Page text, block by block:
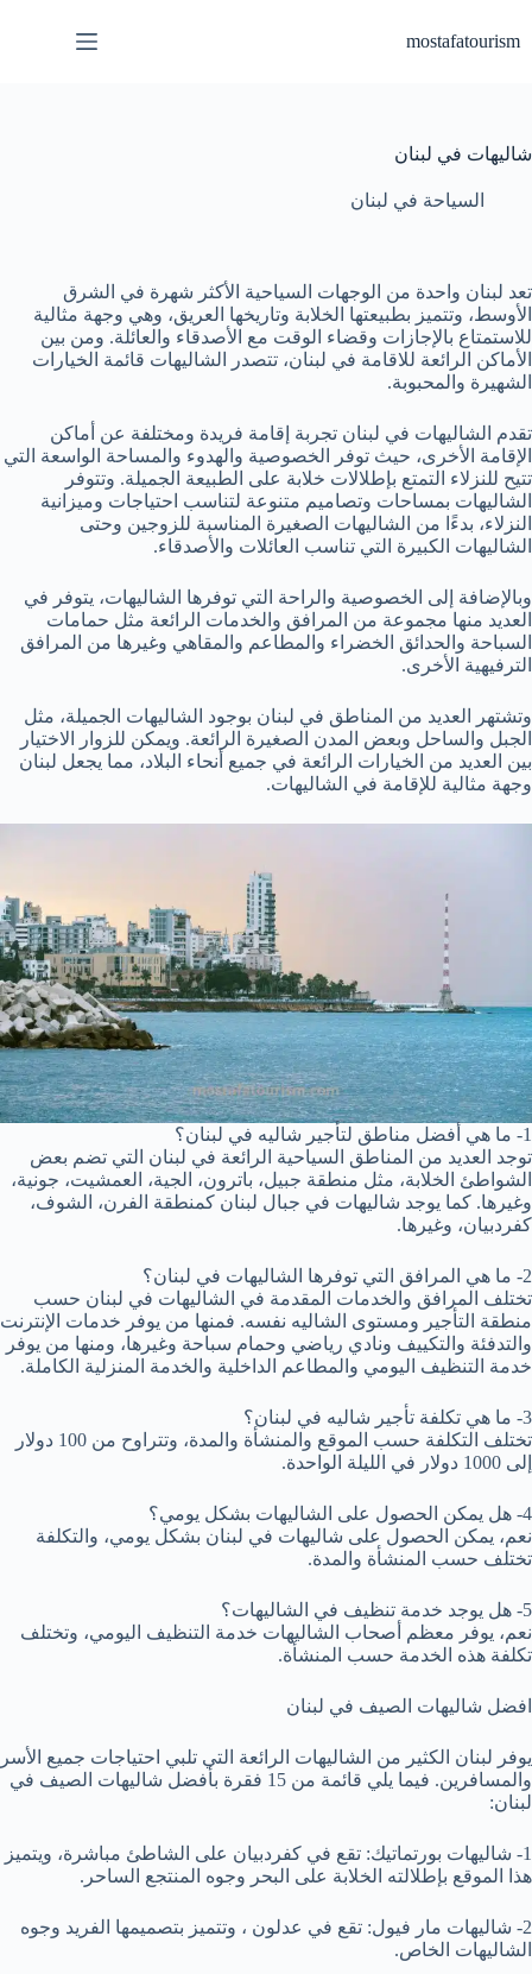
mostafatourism
شاليهات في لبنان
السياحة في لبنان
تعد لبنان واحدة من الوجهات السياحية الأكثر شهرة في الشرق
الأوسط، وتتميز بطبيعتها الخلابة وتاريخها العريق، وهي وجهة مثالية
للاستمتاع بالإجازات وقضاء الوقت مع الأصدقاء والعائلة. ومن بين
الأماكن الرائعة للاقامة في لبنان، تتصدر الشاليهات قائمة الخيارات
الشهيرة والمحبوبة.
تقدم الشاليهات في لبنان تجربة إقامة فريدة ومختلفة عن أماكن
الإقامة الأخرى، حيث توفر الخصوصية والهدوء والمساحة الواسعة التي
تتيح للنزلاء التمتع بإطلالات خلابة على الطبيعة الجميلة. وتتوفر
الشاليهات بمساحات وتصاميم متنوعة لتناسب احتياجات وميزانية
النزلاء، بدءًا من الشاليهات الصغيرة المناسبة للزوجين وحتى
الشاليهات الكبيرة التي تناسب العائلات والأصدقاء.
وبالإضافة إلى الخصوصية والراحة التي توفرها الشاليهات، يتوفر في
العديد منها مجموعة من المرافق والخدمات الرائعة مثل حمامات
السباحة والحدائق الخضراء والمطاعم والمقاهي وغيرها من المرافق
الترفيهية الأخرى.
وتشتهر العديد من المناطق في لبنان بوجود الشاليهات الجميلة، مثل
الجبل والساحل وبعض المدن الصغيرة الرائعة. ويمكن للزوار الاختيار
بين العديد من الخيارات الرائعة في جميع أنحاء البلاد، مما يجعل لبنان
وجهة مثالية للإقامة في الشاليهات.
1- ما هي أفضل مناطق لتأجير شاليه في لبنان؟
توجد العديد من المناطق السياحية الرائعة في لبنان التي تضم بعض
الشواطئ الخلابة، مثل منطقة جبيل، باترون، الجية، العمشيت، جونية،
وغيرها. كما يوجد شاليهات في جبال لبنان كمنطقة الفرن، الشوف،
كفردبيان، وغيرها.
2- ما هي المرافق التي توفرها الشاليهات في لبنان؟
تختلف المرافق والخدمات المقدمة في الشاليهات في لبنان حسب
منطقة التأجير ومستوى الشاليه نفسه. فمنها من يوفر خدمات الإنترنت
والتدفئة والتكييف ونادي رياضي وحمام سباحة وغيرها، ومنها من يوفر
خدمة التنظيف اليومي والمطاعم الداخلية والخدمة المنزلية الكاملة.
3- ما هي تكلفة تأجير شاليه في لبنان؟
تختلف التكلفة حسب الموقع والمنشأة والمدة، وتتراوح من 100 دولار
إلى 1000 دولار في الليلة الواحدة.
4- هل يمكن الحصول على الشاليهات بشكل يومي؟
نعم، يمكن الحصول على شاليهات في لبنان بشكل يومي، والتكلفة
تختلف حسب المنشأة والمدة.
5- هل يوجد خدمة تنظيف في الشاليهات؟
نعم، يوفر معظم أصحاب الشاليهات خدمة التنظيف اليومي، وتختلف
تكلفة هذه الخدمة حسب المنشأة.
افضل شاليهات الصيف في لبنان
يوفر لبنان الكثير من الشاليهات الرائعة التي تلبي احتياجات جميع الأسر
والمسافرين. فيما يلي قائمة من 15 فقرة بأفضل شاليهات الصيف في
لبنان:
1- شاليهات بورتماتيك: تقع في كفردبيان على الشاطئ مباشرة، ويتميز
هذا الموقع بإطلالته الخلابة على البحر وجوه المنتجع الساحر.
2- شاليهات مار فيول: تقع في عدلون ، وتتميز بتصميمها الفريد وجوه
الشاليهات الخاص.